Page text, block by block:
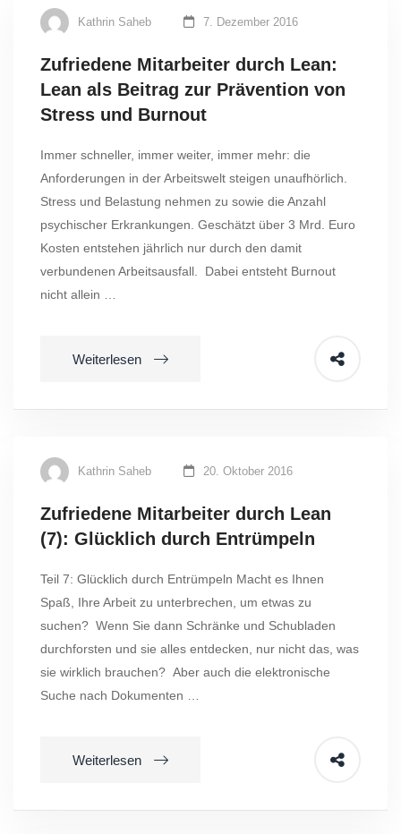
Kathrin Saheb 7. Dezember 2016
Zufriedene Mitarbeiter durch Lean:
Lean als Beitrag zur Prävention von
Stress und Burnout
Immer schneller, immer weiter, immer mehr: die
Anforderungen in der Arbeitswelt steigen unaufhörlich.
Stress und Belastung nehmen zu sowie die Anzahl
psychischer Erkrankungen. Geschätzt über 3 Mrd. Euro
Kosten entstehen jährlich nur durch den damit
verbundenen Arbeitsausfall. Dabei entsteht Burnout
nicht allein …
Weiterlesen
Kathrin Saheb 20. Oktober 2016
Zufriedene Mitarbeiter durch Lean
(7): Glücklich durch Entrümpeln
Teil 7: Glücklich durch Entrümpeln Macht es Ihnen
Spaß, Ihre Arbeit zu unterbrechen, um etwas zu
suchen? Wenn Sie dann Schränke und Schubladen
durchforsten und sie alles entdecken, nur nicht das, was
sie wirklich brauchen? Aber auch die elektronische
Suche nach Dokumenten …
Weiterlesen